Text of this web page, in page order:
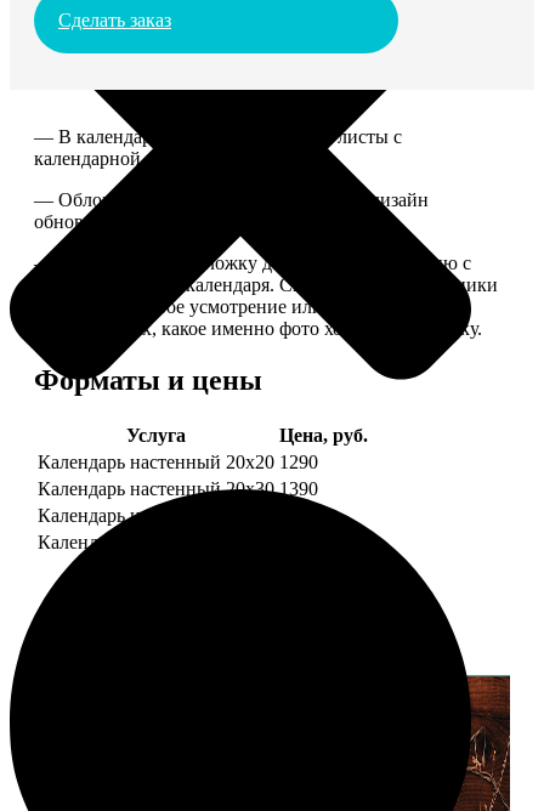
Сделать заказ
— В календаре 13 листов: обложка+листы с
календарной сеткой.
— Обложка для календаря стандартная, дизайн
обновляем каждый год.
— В кружочек на обложку добавляем фотографию с
одной из страниц календаря. Снимок наши сотрудники
выбирают на свое усмотрение или пишите в
комментариях, какое именно фото хотите на обложку.
Форматы и цены
Услуга
Цена, руб.
Календарь настенный 20х20 1290
Календарь настенный 20х30 1390
Календарь настенный 30х30
Календарь настенный 30х40